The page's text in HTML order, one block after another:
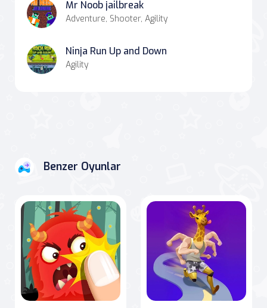
Mr Noob jailbreak
Adventure, Shooter, Agility
Ninja Run Up and Down
Agility
Benzer Oyunlar